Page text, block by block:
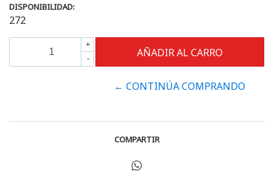
DISPONIBILIDAD:
272
+
-
← CONTINÚA COMPRANDO
COMPARTIR